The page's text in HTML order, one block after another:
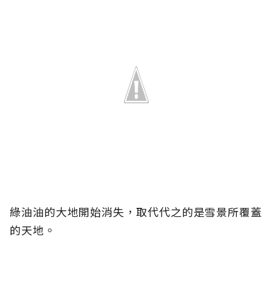
綠油油的大地開始消失，取代代之的是雪景所覆蓋
的天地。